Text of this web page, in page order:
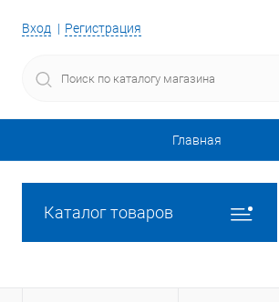
Вход Регистрация
Главная
Каталог товаров